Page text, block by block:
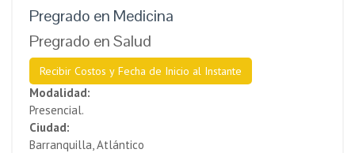
Pregrado en Medicina
Pregrado en Salud
Recibir Costos y Fecha de Inicio al Instante
Modalidad:
Presencial.
Ciudad:
Barranquilla, Atlántico